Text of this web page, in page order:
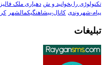
تکنولوڑی را بخوانید و ش دهیاری ملک فالیز
پیام-شهروندی کانال-پیشاهنگیکمالشهر
تبلیغات